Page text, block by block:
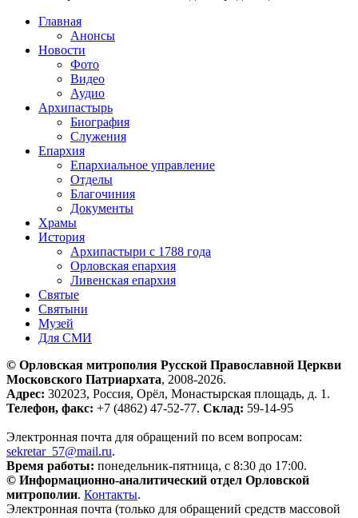
Главная
Анонсы
Новости
Фото
Видео
Аудио
Архипастырь
Биография
Служения
Епархия
Епархиальное управление
Отделы
Благочиния
Документы
Храмы
История
Архипастыри с 1788 года
Орловская епархия
Ливенская епархия
Святые
Святыни
Музей
Для СМИ
© Орловская митрополия Русской Православной Церкви
Московского Патриархата, 2008-2026.
Адрес: 302023, Россия, Орёл, Монастырская площадь, д. 1.
Телефон, факс: +7 (4862) 47-52-77. Склад: 59-14-95
Электронная почта для обращений по всем вопросам:
sekretar_57@mail.ru.
Время работы: понедельник-пятница, с 8:30 до 17:00.
© Информационно-аналитический отдел Орловской
митрополии. Контакты.
Электронная почта (только для обращений средств массовой